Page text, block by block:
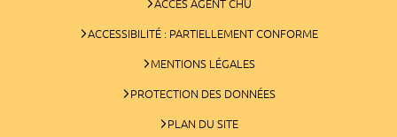
ACCÈS AGENT CHU
ACCESSIBILITÉ : PARTIELLEMENT CONFORME
MENTIONS LÉGALES
PROTECTION DES DONNÉES
PLAN DU SITE